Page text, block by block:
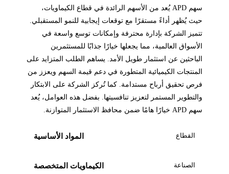
سهم APD يُعد من الأسهم الرائدة في قطاع الكيماويات،
حيث يُظهر أداءً مستقرًا مع توقعات إيجابية للنمو المستقبلي.
تتميز الشركة بإدارة محترفة وإمكانات توسع واسعة في
الأسواق العالمية، مما يجعلها خيارًا جذابًا للمستثمرين
الباحثين عن استثمار طويل الأمد. يساهم الطلب المتزايد على
المنتجات الكيميائية المتطورة في دعم قيمة السهم ويعزز من
فرص تحقيق أرباح مستدامة. كما تُركز الشركة على الابتكار
والتطوير المستمر لتعزيز تنافسيتها. بفضل هذه العوامل، يُعد
سهم APD خيارًا هامًا ضمن محافظ الاستثمار المتوازنة.
القطاع المواد الأساسية
الصناعة الكيماويات المتخصصة